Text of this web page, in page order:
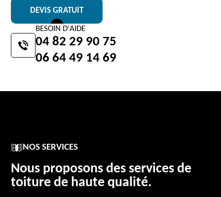
DEVIS GRATUIT
BESOIN D'AIDE
04 82 29 90 75
06 64 49 14 69
NOS SERVICES
Nous proposons des services de
toiture de haute qualité.